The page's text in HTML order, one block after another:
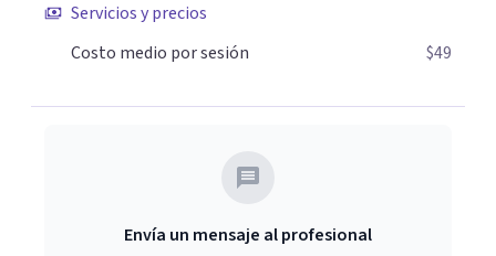
Servicios y precios
Costo medio por sesión
$49
Envía un mensaje al profesional